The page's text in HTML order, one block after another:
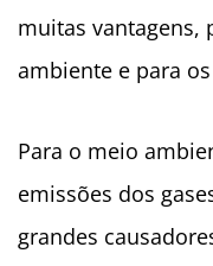
muitas vantagens,
ambiente e para
Para o meio
emissões dos
grandes